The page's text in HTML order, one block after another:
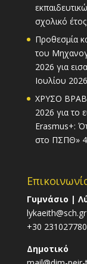
σχολικό
Προθεσμία
του
2026 για
Ιουλίου 2026
ΧΡΥΣΟ
2026 για το
Erasmus+:
στο ΠΣΠΘ»
Γυμνάσιο |
lykaeith@sch.gr
+30
Δημοτικό